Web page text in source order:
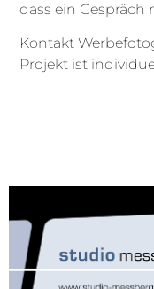
dass ein
Kontakt
Projekt ist